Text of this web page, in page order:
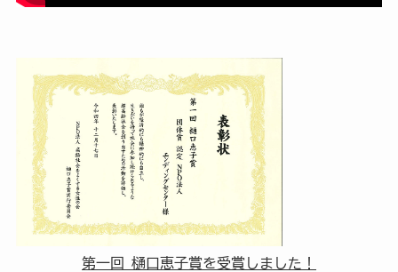
第一回 樋口恵子賞を受賞しました！